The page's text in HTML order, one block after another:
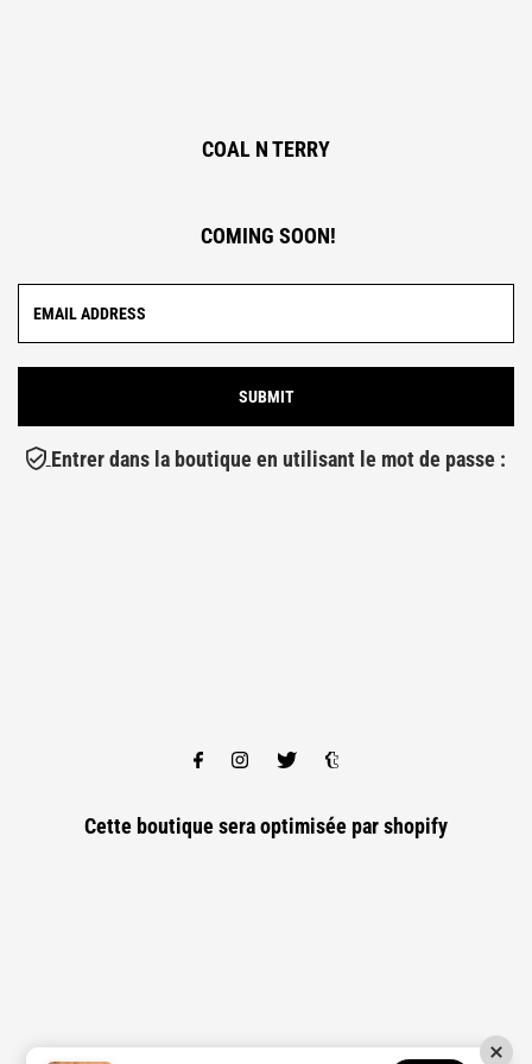
COAL N TERRY
COMING SOON!
Entrer dans la boutique en utilisant le mot de passe :
Cette boutique sera optimisée parshopify